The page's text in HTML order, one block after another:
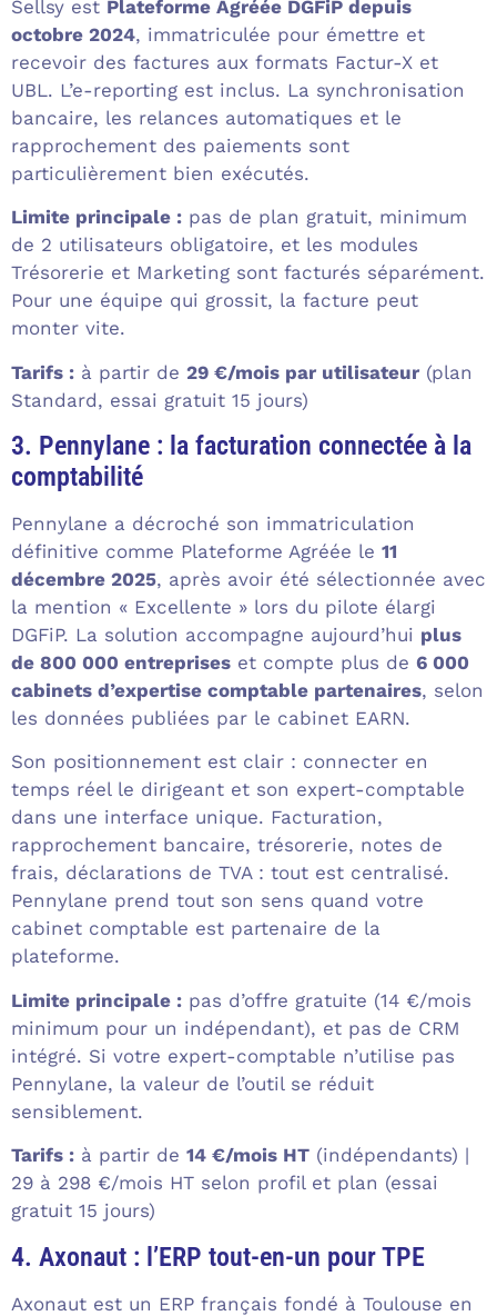
Sellsy est Plateforme Agréée DGFiP depuis
octobre 2024, immatriculée pour émettre et
recevoir des factures aux formats Factur-X et
UBL. L’e-reporting est inclus. La synchronisation
bancaire, les relances automatiques et le
rapprochement des paiements sont
particulièrement bien exécutés.
Limite principale : pas de plan gratuit, minimum
de 2 utilisateurs obligatoire, et les modules
Trésorerie et Marketing sont facturés séparément.
Pour une équipe qui grossit, la facture peut
monter vite.
Tarifs : à partir de 29 €/mois par utilisateur (plan
Standard, essai gratuit 15 jours)
3. Pennylane : la facturation connectée à la
comptabilité
Pennylane a décroché son immatriculation
définitive comme Plateforme Agréée le 11
décembre 2025, après avoir été sélectionnée avec
la mention « Excellente » lors du pilote élargi
DGFiP. La solution accompagne aujourd’hui plus
de 800 000 entreprises et compte plus de 6 000
cabinets d’expertise comptable partenaires, selon
les données publiées par le cabinet EARN.
Son positionnement est clair : connecter en
temps réel le dirigeant et son expert-comptable
dans une interface unique. Facturation,
rapprochement bancaire, trésorerie, notes de
frais, déclarations de TVA : tout est centralisé.
Pennylane prend tout son sens quand votre
cabinet comptable est partenaire de la
plateforme.
Limite principale : pas d’offre gratuite (14 €/mois
minimum pour un indépendant), et pas de CRM
intégré. Si votre expert-comptable n’utilise pas
Pennylane, la valeur de l’outil se réduit
sensiblement.
Tarifs : à partir de 14 €/mois HT (indépendants) |
29 à 298 €/mois HT selon profil et plan (essai
gratuit 15 jours)
4. Axonaut : l’ERP tout-en-un pour TPE
Axonaut est un ERP français fondé à Toulouse en